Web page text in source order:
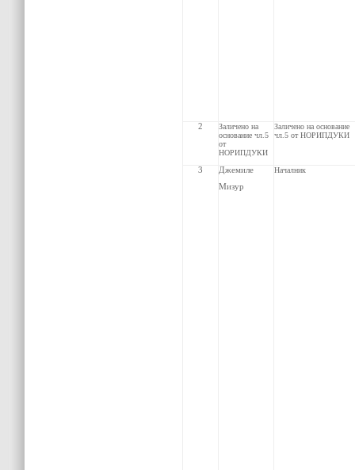
2 Заличено на
основание чл.5
от
НОРИПДУКИ
Заличено на основание
чл.5 от НОРИПДУКИ
3
Джемиле
Мизур
Началник